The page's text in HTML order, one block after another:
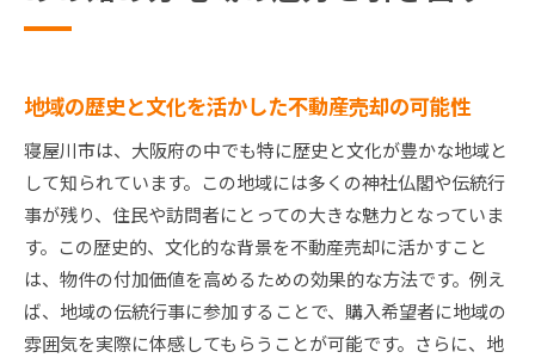
寝屋川市不動産売却の進め方市場動向を知り高価格
需要と供給のバランスが価格に与える影響
季節ごとの取引動向を利用した売却計画
価格査定に必要な市場データの収集方法
競合物件との比較で高価格を狙うポイント
変動する金利が市場と売却価格に及ぼす影響
寝屋川市不動産売却の新戦略注目すべき市場の変化
テクノロジーを活用した不動産売却の新潮流
地域の歴史と文化を活かした不動産売却の可能性
寝屋川市は、大阪府の中でも特に歴史と文化が豊かな地域と
して知られています。この地域には多くの神社仏閣や伝統行
事が残り、住民や訪問者にとっての大きな魅力となっていま
す。この歴史的、文化的な背景を不動産売却に活かすこと
は、物件の付加価値を高めるための効果的な方法です。例え
ば、地域の伝統行事に参加することで、購入希望者に地域の
雰囲気を実際に体感してもらうことが可能です。さらに、地